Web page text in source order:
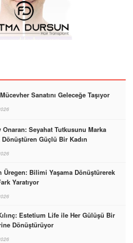
Sanatını Geleceğe Taşıyor
Onaran: Seyahat Tutkusunu Marka
Dönüştüren Güçlü Bir Kadın
Üregen: Bilimi Yaşama Dönüştürerek
Yaratıyor
Estetium Life ile Her Gülüşü Bir
Dönüştürüyor